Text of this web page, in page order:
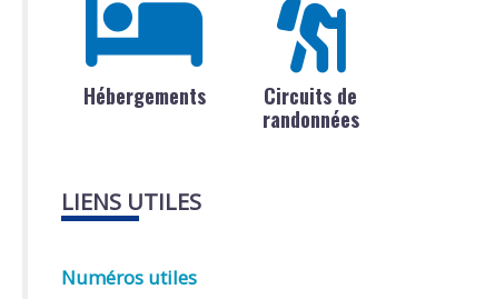
Hébergements
Circuits de
randonnées
LIENS UTILES
Numéros utiles